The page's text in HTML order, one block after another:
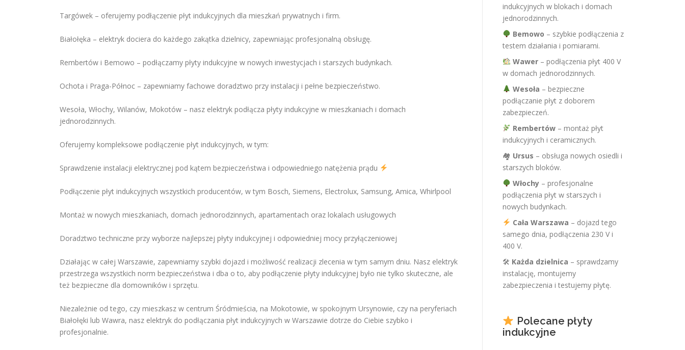
Targówek – oferujemy podłączenie płyt indukcyjnych dla mieszkań prywatnych i firm.
Białołęka – elektryk dociera do każdego zakątka dzielnicy, zapewniając profesjonalną obsługę.
Rembertów i Bemowo – podłączamy płyty indukcyjne w nowych inwestycjach i starszych budynkach.
Ochota i Praga-Północ – zapewniamy fachowe doradztwo przy instalacji i pełne bezpieczeństwo.
Wesoła, Włochy, Wilanów, Mokotów – nasz elektryk podłącza płyty indukcyjne w mieszkaniach i domach
jednorodzinnych.
Oferujemy kompleksowe podłączenie płyt indukcyjnych, w tym:
Sprawdzenie instalacji elektrycznej pod kątem bezpieczeństwa i odpowiedniego natężenia prądu
Podłączenie płyt indukcyjnych wszystkich producentów, w tym Bosch, Siemens, Electrolux, Samsung, Amica, Whirlpool
Montaż w nowych mieszkaniach, domach jednorodzinnych, apartamentach oraz lokalach usługowych
Doradztwo techniczne przy wyborze najlepszej płyty indukcyjnej i odpowiedniej mocy przyłączeniowej
Działając w całej Warszawie, zapewniamy szybki dojazd i możliwość realizacji zlecenia w tym samym dniu. Nasz elektryk
przestrzega wszystkich norm bezpieczeństwa i dba o to, aby podłączenie płyty indukcyjnej było nie tylko skuteczne, ale
też bezpieczne dla domowników i sprzętu.
Niezależnie od tego, czy mieszkasz w centrum Śródmieścia, na Mokotowie, w spokojnym Ursynowie, czy na peryferiach
Białołęki lub Wawra, nasz elektryk do podłączania płyt indukcyjnych w Warszawie dotrze do Ciebie szybko i
profesjonalnie.
indukcyjnych w blokach i domach
jednorodzinnych.
Bemowo – szybkie podłączenia z
testem działania i pomiarami.
Wawer– podłączenia płyt 400 V
w domach jednorodzinnych.
Wesoła – bezpieczne
podłączanie płyt z doborem
zabezpieczeń.
Rembertów– montaż płyt
indukcyjnych i ceramicznych.
🏘 Ursus – obsługa nowych osiedli i
starszych bloków.
Włochy– profesjonalne
podłączenia płyt w starszych i
nowych budynkach.
Cała Warszawa – dojazd tego
samego dnia, podłączenia 230 V i
400 V.
🛠 Każda dzielnica – sprawdzamy
instalację, montujemy
zabezpieczenia i testujemy płytę.
Polecane płyty
indukcyjne